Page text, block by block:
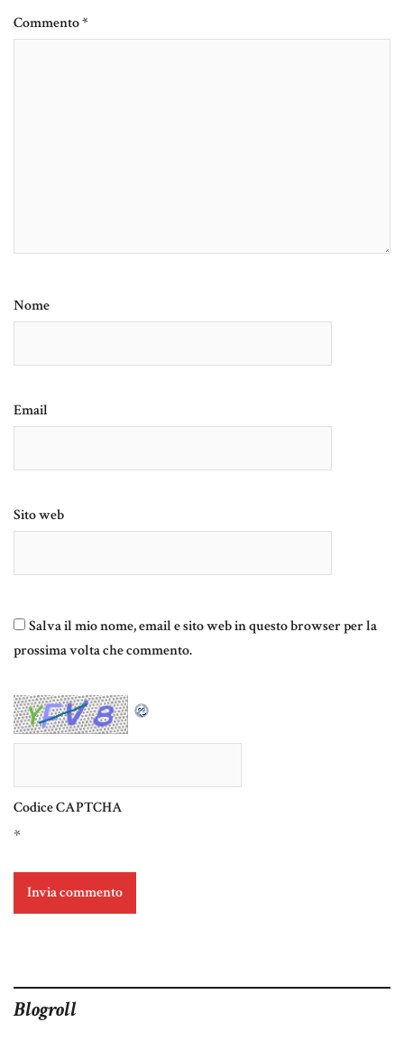
Commento*
Nome
Email
Sito web
Salva il mio nome, email e sito web in questo browser per la
prossima volta che commento.
Codice CAPTCHA
*
Blogroll